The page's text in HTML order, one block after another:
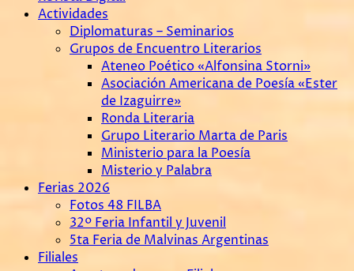
Actividades
Diplomaturas – Seminarios
Grupos de Encuentro Literarios
Ateneo Poético «Alfonsina Storni»
Asociación Americana de Poesía «Ester
de Izaguirre»
Ronda Literaria
Grupo Literario Marta de Paris
Ministerio para la Poesía
Misterio y Palabra
Ferias 2026
Fotos 48 FILBA
32º Feria Infantil y Juvenil
5ta Feria de Malvinas Argentinas
Filiales